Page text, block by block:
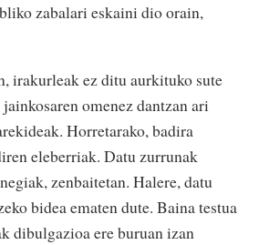
zabalari eskaini dio orain,
irakurleak ez ditu aurkituko sute
omenez dantzan ari
Horretarako, badira
eleberriak. Datu zurrunak
zenbaitetan. Halere, datu
bidea ematen dute. Baina testua
dibulgazioa ere buruan izan